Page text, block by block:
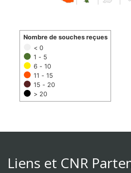
< 0
1 - 5
6 - 10
11 - 15
15 - 20
> 20
Nombre de souches reçues
Liens et CNR